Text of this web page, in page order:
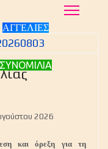
ΑΓΓΕΛΙΕΣ
ΣΥΝΟΜΙΛΙΑ
2026
και όρεξη για τη